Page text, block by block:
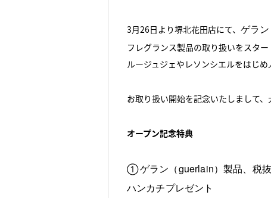
3月26日より堺北花田店にて、 ゲラン
フレグランス製品の取り扱いをスター
ルージュジェやレソンシエルをはじめ
お取り扱い開始を記念いたしまして
オープン記念特典
①ゲラン（guerlain）製品、税
ハンカチプレゼント